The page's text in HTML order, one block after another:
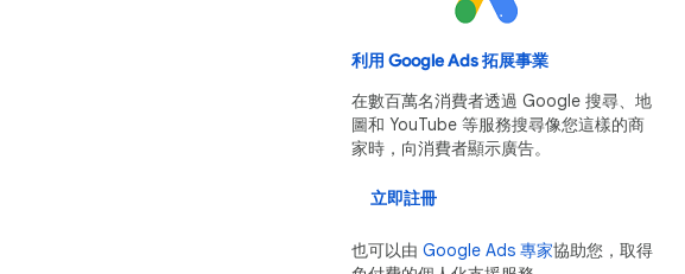
利用 Google Ads 拓展事業
在數百萬名消費者透過 Google 搜尋、地
圖和 YouTube 等服務搜尋像您這樣的商
家時，向消費者顯示廣告。
立即註冊
也可以由 Google Ads 專家協助您，取得